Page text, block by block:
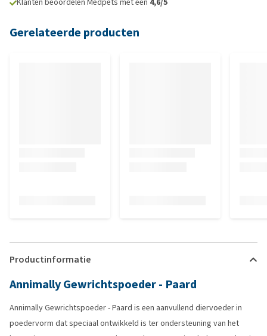
Gerelateerde producten
Productinformatie
Annimally Gewrichtspoeder - Paard
Annimally Gewrichtspoeder - Paard is een aanvullend diervoeder in
poedervorm dat speciaal ontwikkeld is ter ondersteuning van het